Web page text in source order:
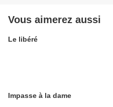
Vous aimerez aussi
Le libéré
Impasse à la dame